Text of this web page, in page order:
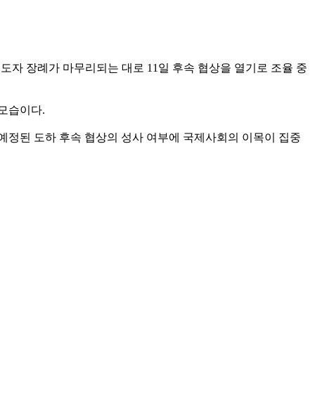
자 장례가 마무리되는 대로 11일 후속 협상을 열기로 조율 중
습이다.
된 도하 후속 협상의 성사 여부에 국제사회의 이목이 집중